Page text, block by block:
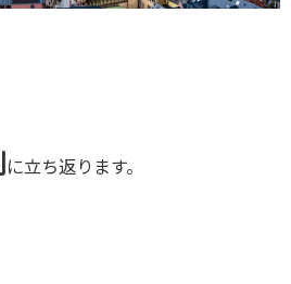
に立ち返ります。